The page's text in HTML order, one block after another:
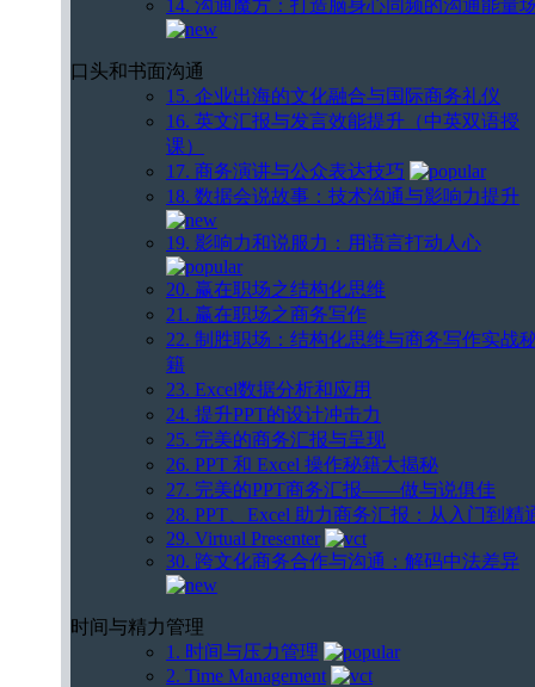
14. 沟通魔方：打造脑身心同频的沟通能量
口头和书面沟通
15. 企业出海的文化融合与国际商务礼仪
16. 英文汇报与发言效能提升（中英双语授
课）
17. 商务演讲与公众表达技巧
18. 数据会说故事：技术沟通与影响力提升
19. 影响力和说服力：用语言打动人心
20. 赢在职场之结构化思维
21. 赢在职场之商务写作
22. 制胜职场：结构化思维与商务写作实战
籍
23. Excel数据分析和应用
24. 提升PPT的设计冲击力
25. 完美的商务汇报与呈现
26. PPT 和 Excel 操作秘籍大揭秘
27. 完美的PPT商务汇报——做与说俱佳
28. PPT、Excel 助力商务汇报：从入门到精
29. Virtual Presenter
30. 跨文化商务合作与沟通：解码中法差异
时间与精力管理
1. 时间与压力管理
2. Time Management